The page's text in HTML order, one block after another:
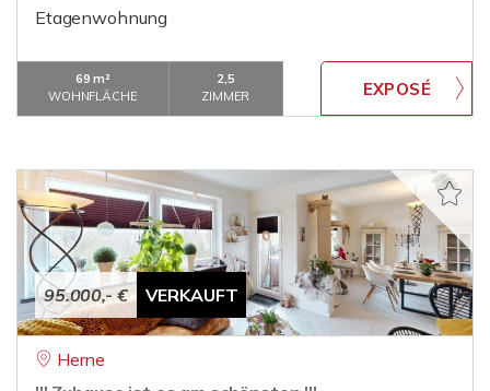
Etagenwohnung
69 m²
WOHNFLÄCHE
2,5
ZIMMER
95.000,- € VERKAUFT
Herne